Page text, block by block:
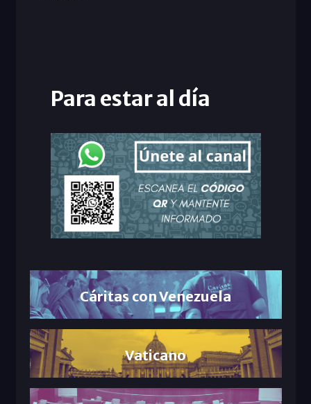
Para estar al día
Cáritas con Venezuela
Vaticano